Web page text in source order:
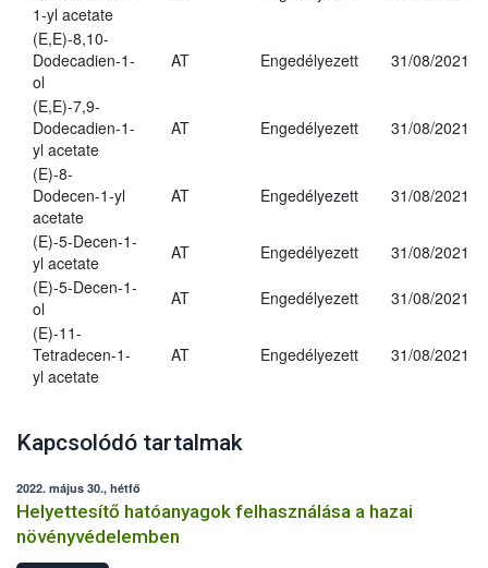
1-yl acetate
(E,E)-8,10-
Dodecadien-1-
ol
AT Engedélyezett 31/08/2021
(E,E)-7,9-
Dodecadien-1-
yl acetate
AT Engedélyezett 31/08/2021
(E)-8-
Dodecen-1-yl
acetate
AT Engedélyezett 31/08/2021
(E)-5-Decen-1-
yl acetate
AT Engedélyezett
31/08/2021
(E)-5-Decen-1-
ol
AT Engedélyezett
31/08/2021
(E)-11-
Tetradecen-1-
yl acetate
AT Engedélyezett 31/08/2021
Kapcsolódó tartalmak
2022. május 30., hétfő
Helyettesítő hatóanyagok felhasználása a hazai
növényvédelemben